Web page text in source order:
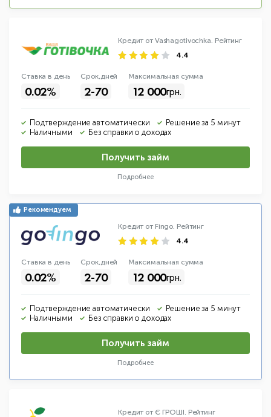
Кредит от Vashagotivochka. Рейтинг
4.4
Ставка в день
0.02%
Срок,дней
2-70
Максимальная сумма
12 000грн.
Подтверждение автоматически
Решение за 5 минут
Наличными
Без справки о доходах
Получить займ
Подробнее
Кредит от Fingo. Рейтинг
4.4
Ставка в день
0.02%
Срок,дней
2-70
Максимальная сумма
12 000грн.
Подтверждение автоматически
Решение за 5 минут
Наличными
Без справки о доходах
Получить займ
Подробнее
Кредит от Є ГРОШІ. Рейтинг